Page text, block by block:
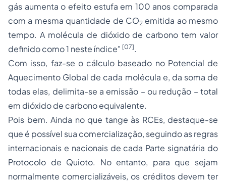
gás aumenta o efeito estufa em 100 anos comparada
com a mesma quantidade de CO2emitida ao mesmo
tempo. A molécula de dióxido de carbono tem valor
definido como 1 neste índice" [07].
Com isso, faz-se o cálculo baseado no Potencial de
Aquecimento Global de cada molécula e, da soma de
todas elas, delimita-se a emissão – ou redução – total
em dióxido de carbono equivalente.
Pois bem. Ainda no que tange às RCEs, destaque-se
que é possível sua comercialização, seguindo as regras
internacionais e nacionais de cada Parte signatária do
Protocolo de Quioto. No entanto, para que sejam
normalmente comercializáveis, os créditos devem ter